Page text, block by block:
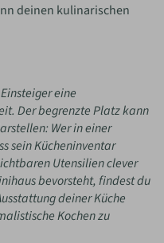
deinen kulinarischen
eine
Der begrenzte Platz kann
Wer in einer
sein Kücheninventar
Utensilien clever
bevorsteht, findest du
deiner Küche
Kochen zu